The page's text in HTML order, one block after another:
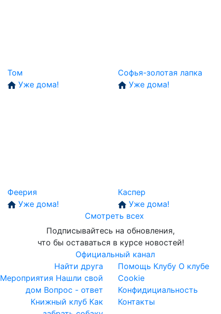
Том
Уже дома!
Софья-золотая лапка
Уже дома!
Феерия
Уже дома!
Каспер
Уже дома!
Смотреть всех
Подписывайтесь на обновления,
что бы оставаться в курсе новостей!
Официальный канал
Найти друга
Мероприятия Нашли свой
дом Вопрос - ответ
Книжный клуб Как
Помощь Клубу О клубе
Cookie
Конфидициальность
Контакты